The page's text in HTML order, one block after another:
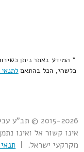
* המידע באתר ניתן
כלשהי, הכל בהתאם
2015-2026 ©
אינו קשור אל ואינו
מקרקעי ישראל. |